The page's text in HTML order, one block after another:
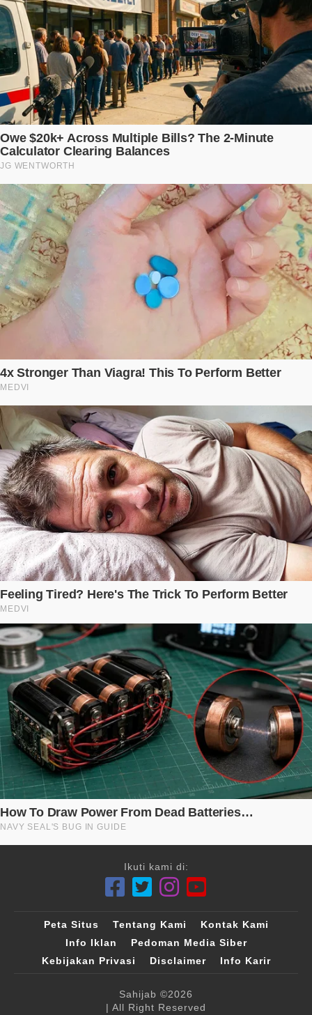
Ikuti kami di:
Peta Situs Tentang Kami
Kontak Kami
Info Iklan
Pedoman Media Siber
Kebijakan Privasi
Disclaimer Info Karir
Sahijab ©2026
| All Right Reserved